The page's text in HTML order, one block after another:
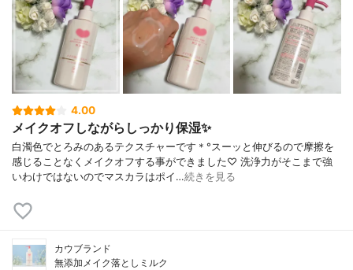
4.00
メイクオフしながらしっかり保湿✨
白濁色でとろみのあるテクスチャーです＊°スーッと伸びるので摩擦を
感じることなくメイクオフする事ができました♡ 洗浄力がそこまで強
いわけではないのでマスカラはポイ…続きを見る
カウブランド
無添加メイク落としミルク